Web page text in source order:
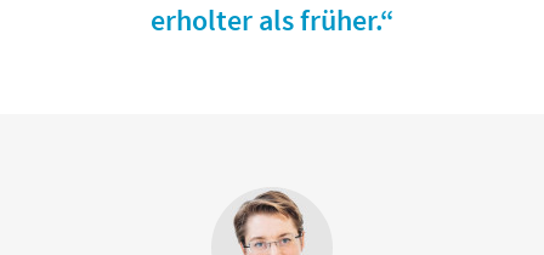
erholter als früher.“